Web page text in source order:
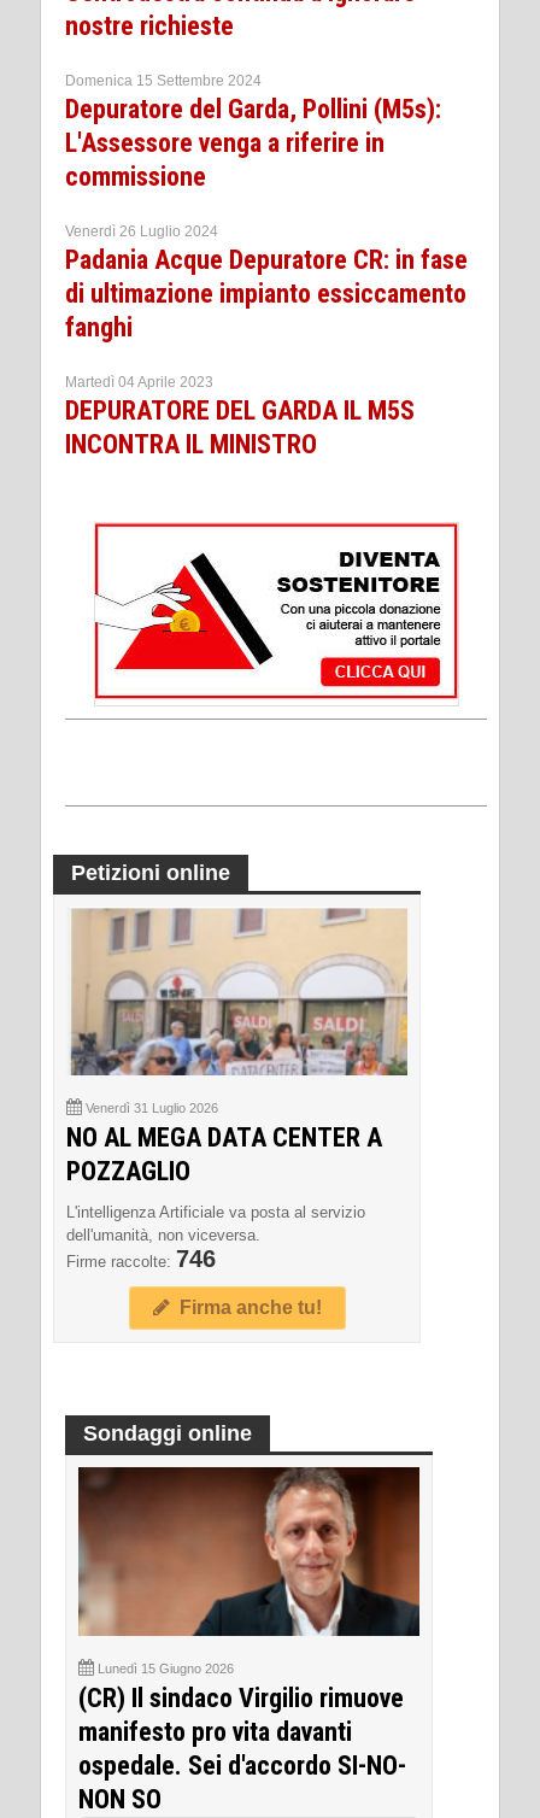
nostre richieste
Domenica 15 Settembre 2024
Depuratore del Garda, Pollini (M5s):
L'Assessore venga a riferire in
commissione
Venerdì 26 Luglio 2024
Padania Acque Depuratore CR: in fase
di ultimazione impianto essiccamento
fanghi
Martedì 04 Aprile 2023
DEPURATORE DEL GARDA IL M5S
INCONTRA IL MINISTRO
Petizioni online
Venerdì 31 Luglio 2026
NO AL MEGA DATA CENTER A
POZZAGLIO
L'intelligenza Artificiale va posta al servizio
dell'umanità, non viceversa.
Firme raccolte: 746
Firma anche tu!
Sondaggi online
Lunedì 15 Giugno 2026
(CR) Il sindaco Virgilio rimuove
manifesto pro vita davanti
ospedale. Sei d'accordo SI-NO-
NON SO